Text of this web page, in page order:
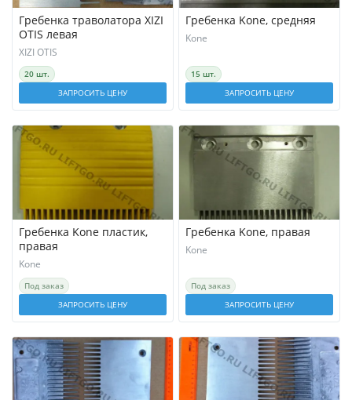
Гребенка траволатора XIZI
OTIS левая
XIZI OTIS
20 шт.
ЗАПРОСИТЬ ЦЕНУ
Гребенка Kone, средняя
Kone
15 шт.
ЗАПРОСИТЬ ЦЕНУ
Гребенка Kone пластик,
правая
Kone
Под заказ
ЗАПРОСИТЬ ЦЕНУ
Гребенка Kone, правая
Kone
Под заказ
ЗАПРОСИТЬ ЦЕНУ